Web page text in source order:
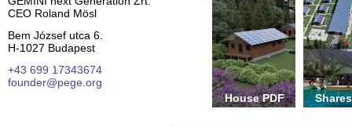
CEO Roland Mösl
Bem József utca 6.
H-1027 Budapest
+43 699 17343674
founder@pege.org
House PDF